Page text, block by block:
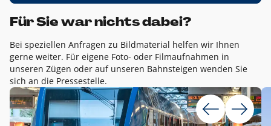
Für Sie war nichts dabei?
Bei speziellen Anfragen zu Bildmaterial helfen wir Ihnen
gerne weiter. Für eigene Foto- oder Filmaufnahmen in
unseren Zügen oder auf unseren Bahnsteigen wenden Sie
sich an die Pressestelle.